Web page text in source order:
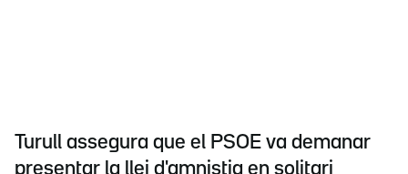
Turull assegura que el PSOE va demanar
presentar la llei d'amnistia en solitari